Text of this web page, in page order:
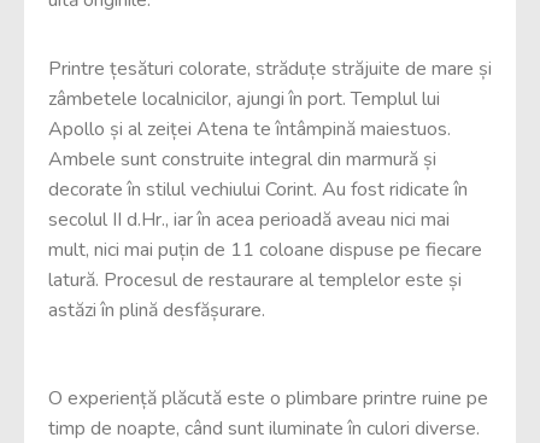
Printre țesături colorate, străduțe străjuite de mare și
zâmbetele localnicilor, ajungi în port. Templul lui
Apollo și al zeiței Atena te întâmpină maiestuos.
Ambele sunt construite integral din marmură și
decorate în stilul vechiului Corint. Au fost ridicate în
secolul II d.Hr., iar în acea perioadă aveau nici mai
mult, nici mai puțin de 11 coloane dispuse pe fiecare
latură. Procesul de restaurare al templelor este și
astăzi în plină desfășurare.
O experiență plăcută este o plimbare printre ruine pe
timp de noapte, când sunt iluminate în culori diverse.